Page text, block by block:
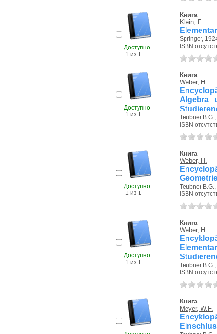
Доступно
1 из 1
Книга
Klein, F.
Springer,
ISBN
Доступно
1 из 1
Книга
Weber, H.
Algebra
Teubner B.G.,
ISBN
Доступно
1 из 1
Книга
Weber, H.
Teubner B.G.,
ISBN
Доступно
1 из 1
Книга
Weber, H.
Teubner B.G.,
ISBN
Книга
Meyer, W.F.